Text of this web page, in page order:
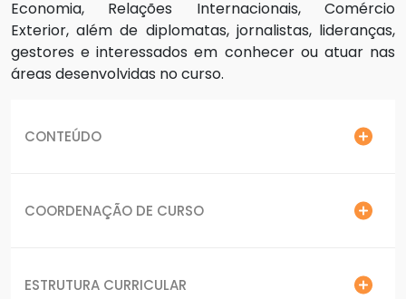
Economia, Relações Internacionais, Comércio
Exterior, além de diplomatas, jornalistas, lideranças,
gestores e interessados em conhecer ou atuar nas
áreas desenvolvidas no curso.
CONTEÚDO
COORDENAÇÃO DE CURSO
ESTRUTURA CURRICULAR